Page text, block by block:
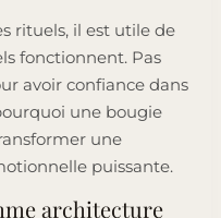
rituels, il est utile de
fonctionnent. Pas
avoir confiance dans
une bougie
une
puissante.
architecture